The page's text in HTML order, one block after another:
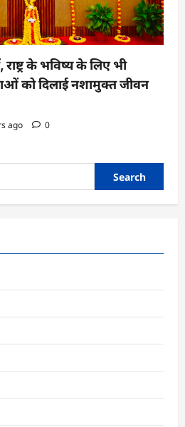
के भविष्य के लिए भी
को दिलाई नशामुक्त जीवन
ago 0